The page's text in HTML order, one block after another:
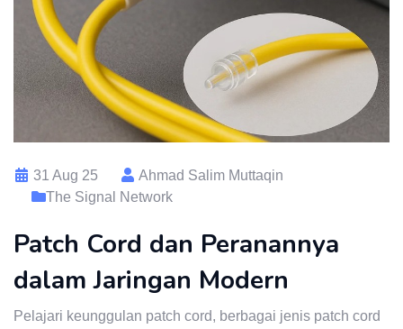
31 Aug 25
Ahmad Salim Muttaqin
The Signal Network
Patch Cord dan Peranannya
dalam Jaringan Modern
Pelajari keunggulan patch cord, berbagai jenis patch cord